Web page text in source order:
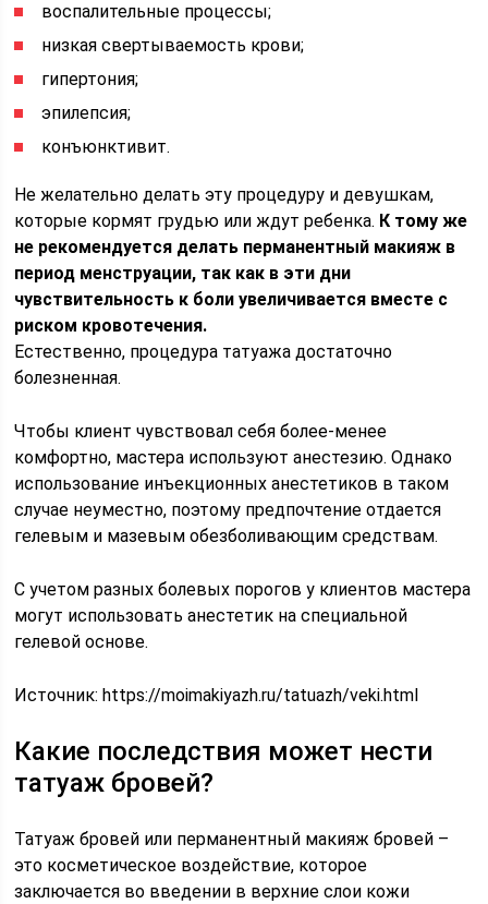
воспалительные процессы;
низкая свертываемость крови;
гипертония;
эпилепсия;
конъюнктивит.
Не желательно делать эту процедуру и девушкам,
которые кормят грудью или ждут ребенка. К тому же
не рекомендуется делать перманентный макияж в
период менструации, так как в эти дни
чувствительность к боли увеличивается вместе с
риском кровотечения.
Естественно, процедура татуажа достаточно
болезненная.
Чтобы клиент чувствовал себя более-менее
комфортно, мастера используют анестезию. Однако
использование инъекционных анестетиков в таком
случае неуместно, поэтому предпочтение отдается
гелевым и мазевым обезболивающим средствам.
С учетом разных болевых порогов у клиентов мастера
могут использовать анестетик на специальной
гелевой основе.
Источник:https://moimakiyazh.ru/tatuazh/veki.html
Какие последствия может нести
татуаж бровей?
Татуаж бровей или перманентный макияж бровей –
это косметическое воздействие, которое
заключается во введении в верхние слои кожи